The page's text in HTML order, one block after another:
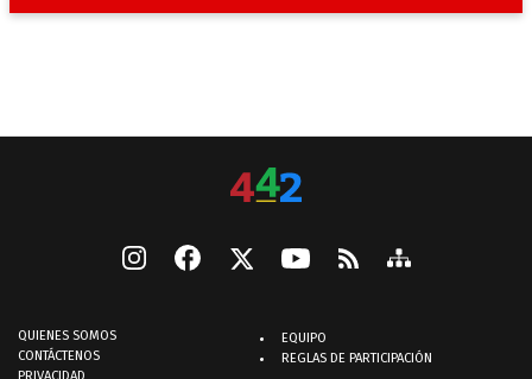
QUIENES SOMOS
CONTÁCTENOS
EQUIPO
REGLAS DE PARTICIPACIÓN